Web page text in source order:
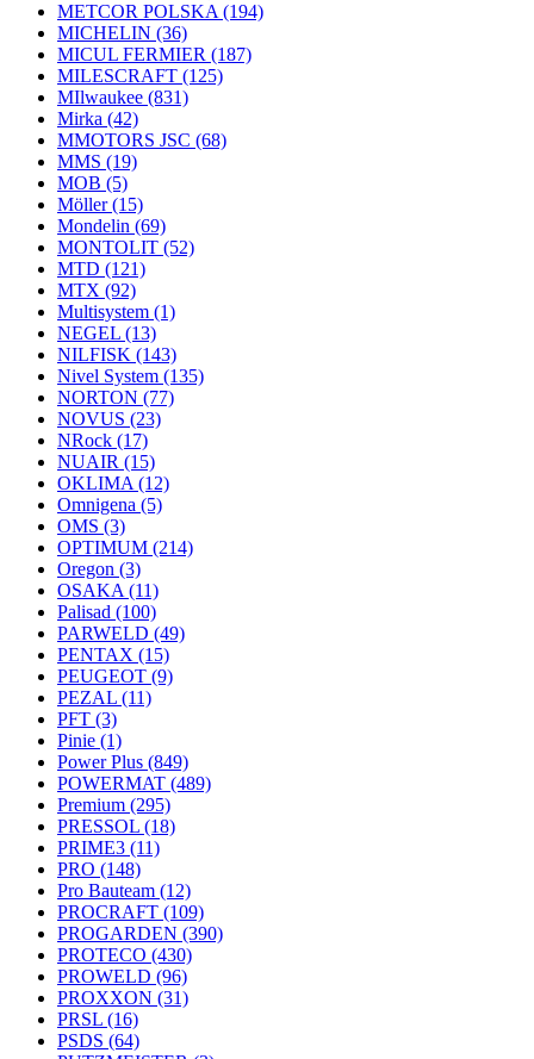
METCOR POLSKA (194)
MICHELIN (36)
MICUL FERMIER (187)
MILESCRAFT (125)
MIlwaukee (831)
Mirka (42)
MMOTORS JSC (68)
MMS (19)
MOB (5)
Möller(15)
Mondelin (69)
MONTOLIT (52)
MTD (121)
MTX (92)
Multisystem (1)
NEGEL (13)
NILFISK (143)
Nivel System (135)
NORTON (77)
NOVUS (23)
NRock (17)
NUAIR (15)
OKLIMA (12)
Omnigena (5)
OMS (3)
OPTIMUM (214)
Oregon (3)
OSAKA (11)
Palisad (100)
PARWELD (49)
PENTAX (15)
PEUGEOT (9)
PEZAL (11)
PFT (3)
Pinie (1)
Power Plus (849)
POWERMAT (489)
Premium (295)
PRESSOL (18)
PRIME3 (11)
PRO (148)
Pro Bauteam (12)
PROCRAFT (109)
PROGARDEN (390)
PROTECO (430)
PROWELD (96)
PROXXON (31)
PRSL (16)
PSDS (64)